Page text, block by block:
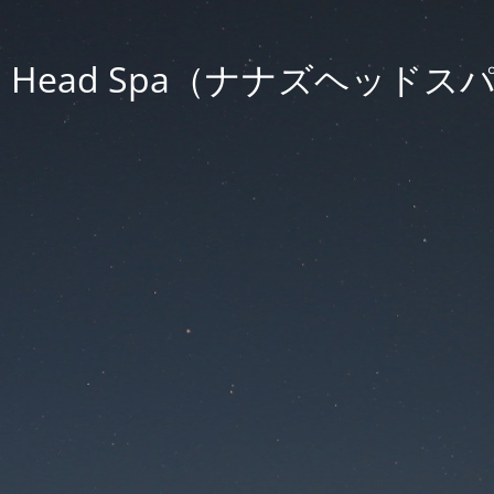
Head Spa（ナナズヘッドス